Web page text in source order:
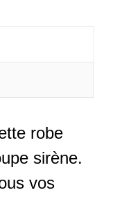
robe
sirène.
vos